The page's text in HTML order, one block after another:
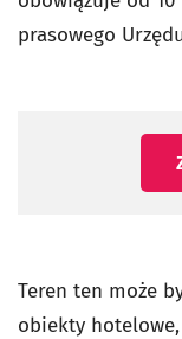
prasowego
Teren ten może
obiekty